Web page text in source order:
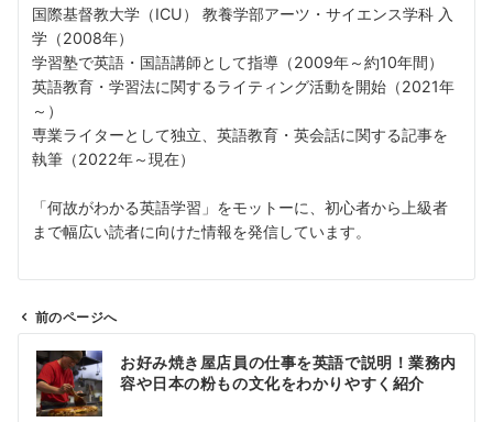
国際基督教大学（ICU） 教養学部アーツ・サイエンス学科 入
学（2008年）
学習塾で英語・国語講師として指導（2009年～約10年間）
英語教育・学習法に関するライティング活動を開始（2021年
～）
専業ライターとして独立、英語教育・英会話に関する記事を
執筆（2022年～現在）
「何故がわかる英語学習」をモットーに、初心者から上級者
まで幅広い読者に向けた情報を発信しています。
前のページへ
お好み焼き屋店員の仕事を英語で説明！業務内
容や日本の粉もの文化をわかりやすく紹介